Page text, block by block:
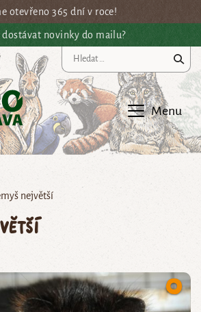
otevřeno 365 dní v roce!
dostávat novinky do mailu?
Menu
největší